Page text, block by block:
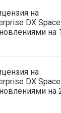
на
DX
на
на
DX
на